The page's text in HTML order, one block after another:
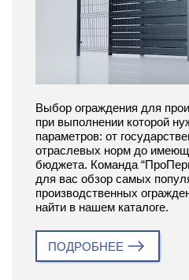
Выбор ограждения для
при выполнении которой
параметров: от
отраслевых норм до
бюджета. Команда
для вас обзор самых
производственных
найти в нашем каталоге.
ПОДРОБНЕЕ